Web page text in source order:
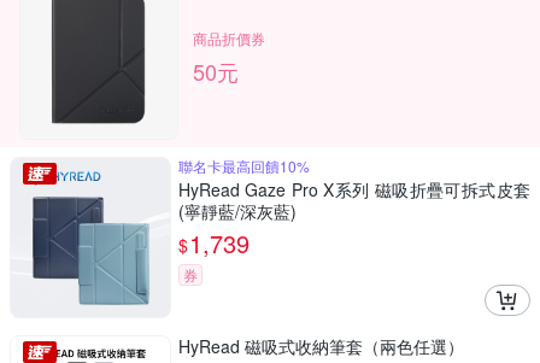
商品折價券
50元
聯名卡最高回饋10%
HyRead Gaze Pro X系列 磁吸折疊可拆式皮套
(寧靜藍/深灰藍)
$1,739
券
HyRead 磁吸式收納筆套（兩色任選）